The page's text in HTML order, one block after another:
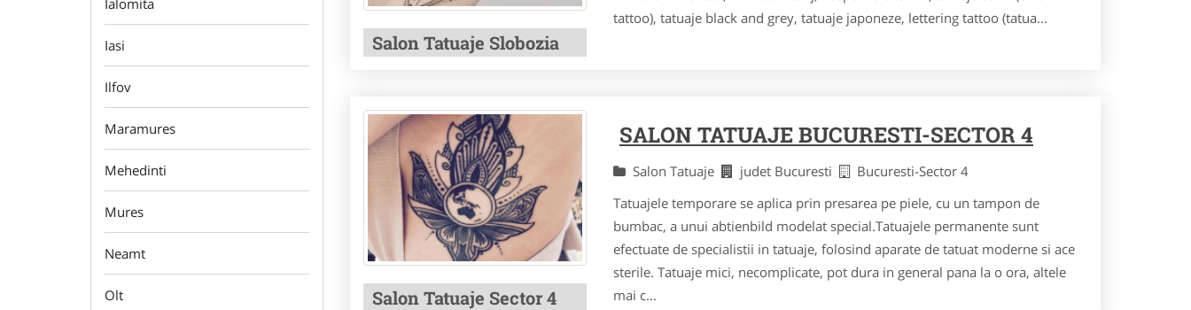
Ialomita
Iasi
Ilfov
Maramures
Mehedinti
Mures
Neamt
Olt
Salon Tatuaje Slobozia
tattoo), tatuaje black and grey, tatuaje japoneze, lettering tattoo (tatua...
Salon Tatuaje Sector 4
SALON TATUAJE BUCURESTI-SECTOR 4
Salon Tatuaje judet Bucuresti
Bucuresti-Sector 4
Tatuajele temporare se aplica prin presarea pe piele, cu un tampon de
bumbac, a unui abtienbild modelat special.Tatuajele permanente sunt
efectuate de specialistii in tatuaje, folosind aparate de tatuat moderne si ace
sterile. Tatuaje mici, necomplicate, pot dura in general pana la o ora, altele
mai c...